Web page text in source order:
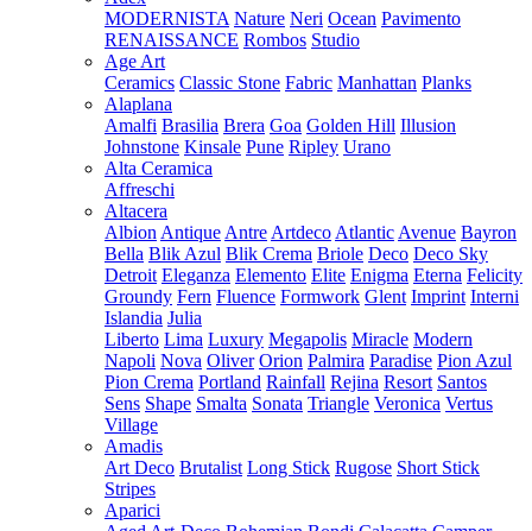
MODERNISTA Nature Neri Ocean Pavimento
RENAISSANCE Rombos Studio
Age Art
Ceramics Classic Stone Fabric Manhattan Planks
Alaplana
Amalfi Brasilia Brera Goa Golden Hill Illusion
Johnstone Kinsale Pune Ripley Urano
Alta Ceramica
Affreschi
Altacera
Albion Antique Antre Artdeco Atlantic Avenue Bayron
Bella Blik Azul Blik Crema Briole Deco Deco Sky
Detroit Eleganza Elemento Elite Enigma Eterna Felicity
Groundy Fern Fluence Formwork Glent Imprint Interni
Islandia Julia
Liberto Lima Luxury Megapolis Miracle Modern
Napoli Nova Oliver Orion Palmira Paradise Pion Azul
Pion Crema Portland Rainfall Rejina Resort Santos
Sens Shape Smalta Sonata Triangle Veronica Vertus
Village
Amadis
Art Deco Brutalist Long Stick Rugose Short Stick
Stripes
Aparici